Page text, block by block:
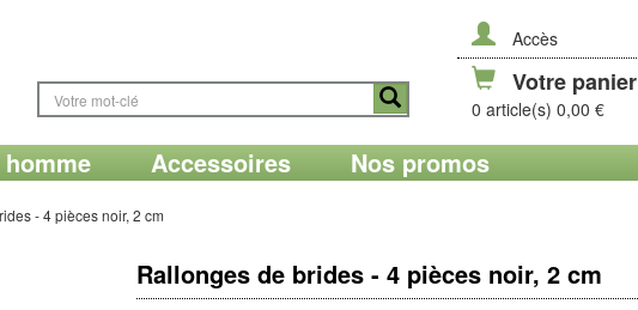
Accès
Votre panier
0 article(s) 0,00 €
Accessoires Nos promos
- 4 pièces noir, 2 cm
Rallonges de brides - 4 pièces noir, 2 cm